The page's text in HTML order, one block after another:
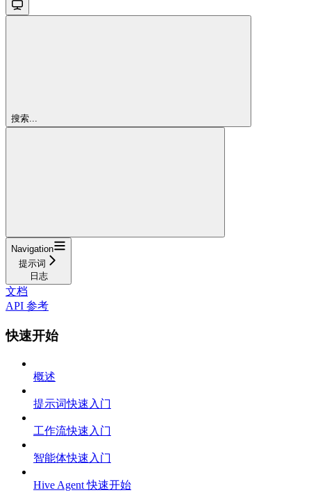
搜索...
Navigation
提示词
日志
文档
API 参考
快速开始
概述
提示词快速入门
工作流快速入门
智能体快速入门
Hive Agent 快速开始